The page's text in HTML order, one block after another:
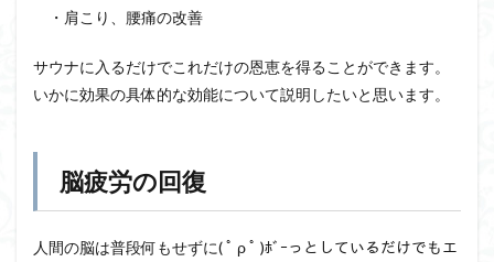
・肩こり、腰痛の改善
サウナに入るだけでこれだけの恩恵を得ることができます。
いかに効果の具体的な効能について説明したいと思います。
脳疲労の回復
人間の脳は普段何もせずに( ﾟ ρ ﾟ )ﾎﾞｰっとしているだけでもエ